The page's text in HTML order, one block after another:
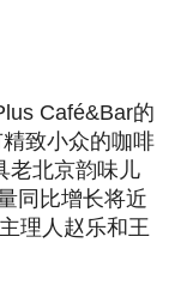
Café&Bar的
致小众的咖啡
老北京韵味儿
同比增长将近
理人赵乐和王